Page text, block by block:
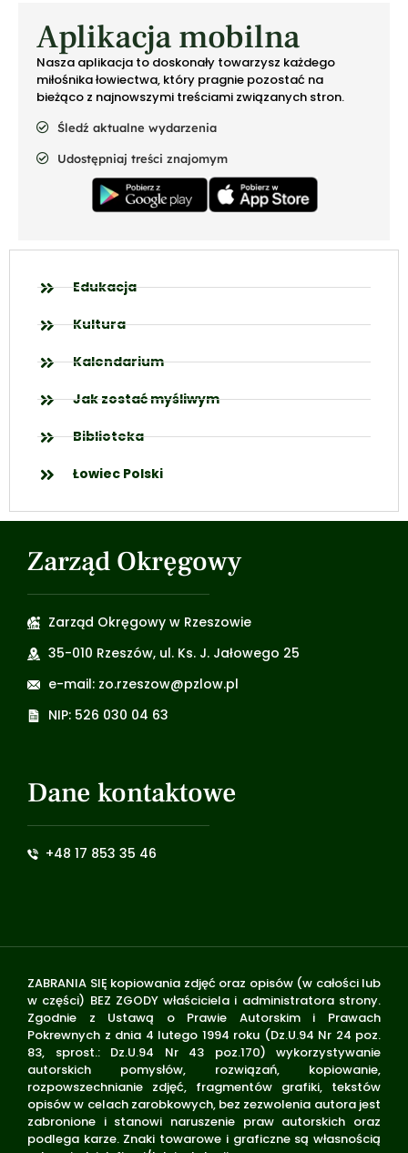
Aplikacja mobilna
Nasza aplikacja to doskonały towarzysz każdego
miłośnika łowiectwa, który pragnie pozostać na
bieżąco z najnowszymi treściami związanych stron.
Śledź aktualne wydarzenia
Udostępniaj treści znajomym
Edukacja
Kultura
Kalendarium
Jak zostać myśliwym
Biblioteka
Łowiec Polski
Zarząd Okręgowy
Zarząd Okręgowy w Rzeszowie
35-010 Rzeszów, ul. Ks. J. Jałowego 25
e-mail: zo.rzeszow@pzlow.pl
NIP: 526 030 04 63
Dane kontaktowe
+48 17 853 35 46
ZABRANIA SIĘ kopiowania zdjęć oraz opisów (w całości lub
w części) BEZ ZGODY właściciela i administratora strony.
Zgodnie z Ustawą o Prawie Autorskim i Prawach
Pokrewnych z dnia 4 lutego 1994 roku (Dz.U.94 Nr 24 poz.
83, sprost.: Dz.U.94 Nr 43 poz.170) wykorzystywanie
autorskich pomysłów, rozwiązań, kopiowanie,
rozpowszechnianie zdjęć, fragmentów grafiki, tekstów
opisów w celach zarobkowych, bez zezwolenia autora jest
zabronione i stanowi naruszenie praw autorskich oraz
podlega karze. Znaki towarowe i graficzne są własnością